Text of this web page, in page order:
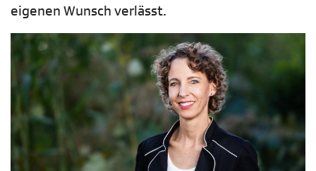
eigenen Wunsch verlässt.